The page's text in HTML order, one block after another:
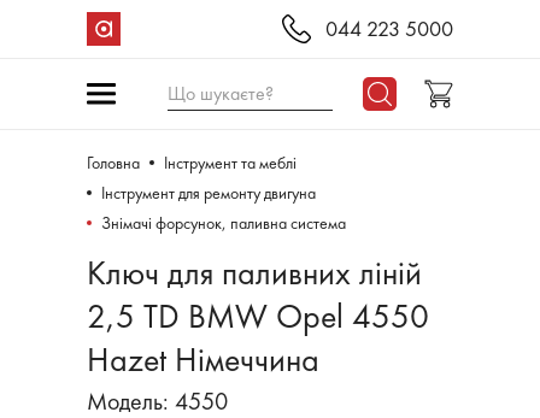
044 223 5000
Що шукаєте?
Головна
Інструмент та меблі
Інструмент для ремонту двигуна
Знімачі форсунок, паливна система
Ключ для паливних ліній
2,5 TD BMW Opel 4550
Hazet Німеччина
Модель: 4550